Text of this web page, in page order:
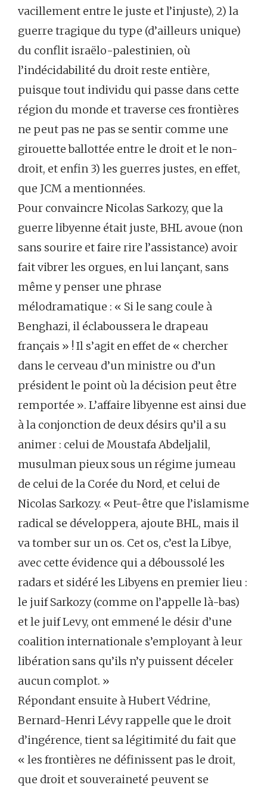
vacillement entre le juste et l’injuste), 2) la
guerre tragique du type (d’ailleurs unique)
du conflit israëlo-palestinien, où
l’indécidabilité du droit reste entière,
puisque tout individu qui passe dans cette
région du monde et traverse ces frontières
ne peut pas ne pas se sentir comme une
girouette ballottée entre le droit et le non-
droit, et enfin 3) les guerres justes, en effet,
que JCM a mentionnées.
Pour convaincre Nicolas Sarkozy, que la
guerre libyenne était juste, BHL avoue (non
sans sourire et faire rire l’assistance) avoir
fait vibrer les orgues, en lui lançant, sans
même y penser une phrase
mélodramatique : « Si le sang coule à
Benghazi, il éclaboussera le drapeau
français » ! Il s’agit en effet de « chercher
dans le cerveau d’un ministre ou d’un
président le point où la décision peut être
remportée ». L’affaire libyenne est ainsi due
à la conjonction de deux désirs qu’il a su
animer : celui de Moustafa Abdeljalil,
musulman pieux sous un régime jumeau
de celui de la Corée du Nord, et celui de
Nicolas Sarkozy. « Peut-être que l’islamisme
radical se développera, ajoute BHL, mais il
va tomber sur un os. Cet os, c’est la Libye,
avec cette évidence qui a déboussolé les
radars et sidéré les Libyens en premier lieu :
le juif Sarkozy (comme on l’appelle là-bas)
et le juif Levy, ont emmené le désir d’une
coalition internationale s’employant à leur
libération sans qu’ils n’y puissent déceler
aucun complot. »
Répondant ensuite à Hubert Védrine,
Bernard-Henri Lévy rappelle que le droit
d’ingérence, tient sa légitimité du fait que
« les frontières ne définissent pas le droit,
que droit et souveraineté peuvent se